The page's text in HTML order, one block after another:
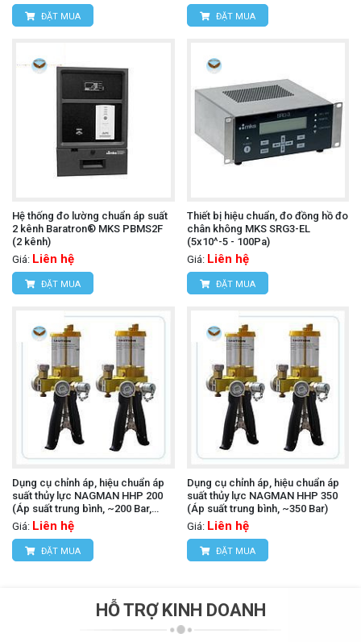
ĐẶT MUA ĐẶT MUA
Hệ thống đo lường chuẩn áp suất
2 kênh Baratron® MKS PBMS2F
(2 kênh)
Giá: Liên hệ
ĐẶT MUA
Thiết bị hiệu chuẩn, đo đồng hồ đo
chân không MKS SRG3-EL
(5x10^-5 - 100Pa)
Giá: Liên hệ
ĐẶT MUA
Dụng cụ chỉnh áp, hiệu chuẩn áp
suất thủy lực NAGMAN HHP 200
(Áp suất trung bình, ~200 Bar,
kèm Adaptors)
Giá: Liên hệ
ĐẶT MUA
Dụng cụ chỉnh áp, hiệu chuẩn áp
suất thủy lực NAGMAN HHP 350
(Áp suất trung bình, ~350 Bar)
Giá: Liên hệ
ĐẶT MUA
HỖ TRỢ KINH DOANH